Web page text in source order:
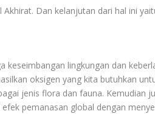
Akhirat. Dan kelanjutan dari hal ini
lingkungan dan
oksigen yang kita butuhkan
jenis flora dan fauna. Kemudian
pemanasan global dengan